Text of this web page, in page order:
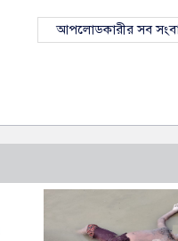
আপলোডকারীর সব